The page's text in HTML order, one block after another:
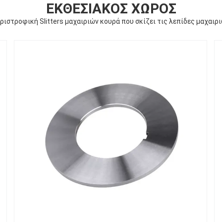
ΕΚΘΕΣΙΑΚΌΣ ΧΏΡΟΣ
Slitters μαχαιριών κουρά που σκίζει τις λεπίδες